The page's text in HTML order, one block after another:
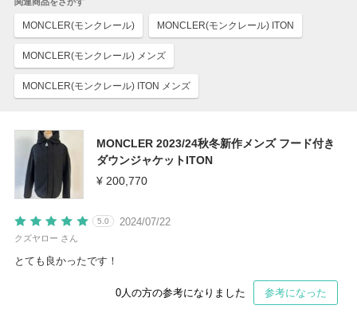
MONCLER(モンクレール) MONCLER(モンクレール) ITON
MONCLER(モンクレール) メンズ
MONCLER(モンクレール) ITON メンズ
MONCLER 2023/24秋冬新作メンズ フード付き
ダウンジャケットITON
¥ 200,770
2024/07/22
5.0
クズヤロー さん
とても良かったです！
0 人の方の参考になりました 参考になった